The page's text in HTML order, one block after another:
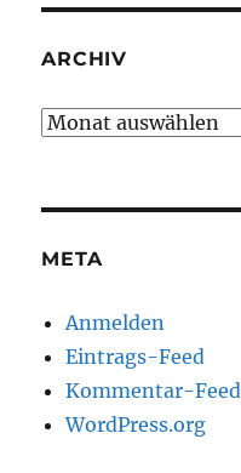
ARCHIV
Archiv
META
Anmelden
Eintrags-Feed
Kommentar-Feed
WordPress.org